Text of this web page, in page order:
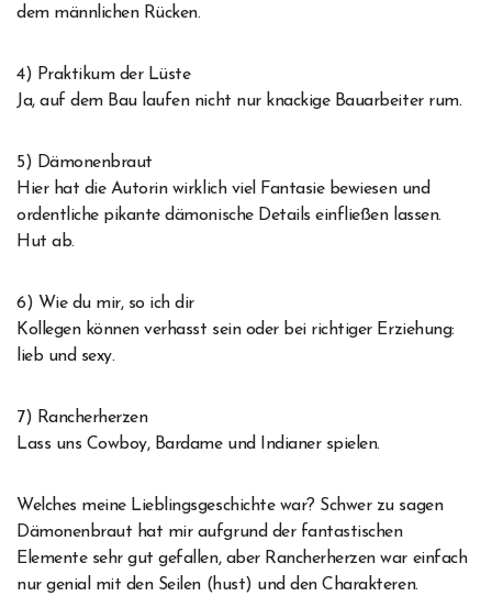
dem männlichen Rücken.
4) Praktikum der Lüste
Ja, auf dem Bau laufen nicht nur knackige Bauarbeiter rum.
5) Dämonenbraut
Hier hat die Autorin wirklich viel Fantasie bewiesen und
ordentliche pikante dämonische Details einfließen lassen.
Hut ab.
6) Wie du mir, so ich dir
Kollegen können verhasst sein oder bei richtiger Erziehung:
lieb und sexy.
7) Rancherherzen
Lass uns Cowboy, Bardame und Indianer spielen.
Welches meine Lieblingsgeschichte war? Schwer zu sagen
Dämonenbraut hat mir aufgrund der fantastischen
Elemente sehr gut gefallen, aber Rancherherzen war einfach
nur genial mit den Seilen (hust) und den Charakteren.